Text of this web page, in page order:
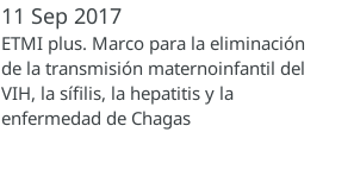
11 Sep 2017
ETMI plus. Marco para la eliminación
de la transmisión maternoinfantil del
VIH, la sífilis, la hepatitis y la
enfermedad de Chagas